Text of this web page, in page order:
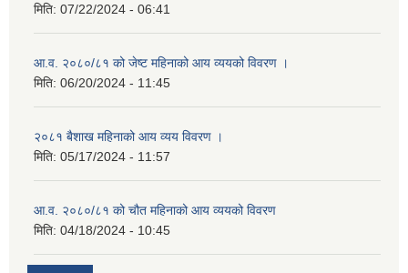
मिति: 07/22/2024 - 06:41
आ.व. २०८०/८१ को जेष्ट महिनाको आय व्ययको विवरण ।
मिति: 06/20/2024 - 11:45
२०८१ बैशाख महिनाको आय व्यय विवरण ।
मिति: 05/17/2024 - 11:57
आ.व. २०८०/८१ को चौत महिनाको आय व्ययको विवरण
मिति: 04/18/2024 - 10:45